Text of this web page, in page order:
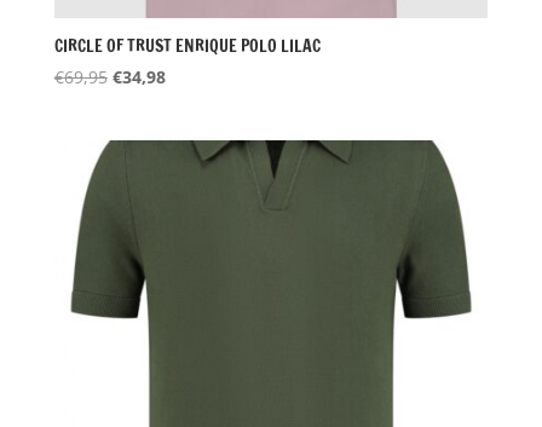
CIRCLE OF TRUST ENRIQUE POLO LILAC
€69,95 Oorspronkelijke
€34,98Huidige
€34,98.